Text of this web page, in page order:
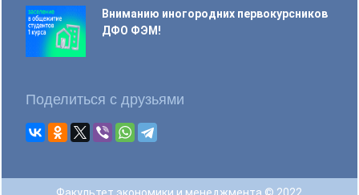
Вниманию иногородних первокурсников
ДФО ФЭМ!
Поделиться с друзьями